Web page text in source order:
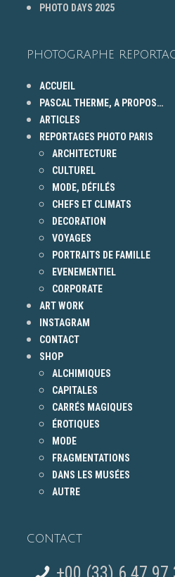
PHOTO DAYS 2025
PHOTOGRAPHE
ACCUEIL
PASCAL THERME, A PROPOS…
ARTICLES
REPORTAGES PHOTO PARIS
ARCHITECTURE
CULTUREL
MODE, DÉFILÉS
CHEFS ET CLIMATS
DECORATION
VOYAGES
PORTRAITS DE FAMILLE
EVENEMENTIEL
CORPORATE
ART WORK
INSTAGRAM
CONTACT
SHOP
ALCHIMIQUES
CAPITALES
CARRÉS MAGIQUES
ÉROTIQUES
MODE
FRAGMENTATIONS
DANS LES MUSÉES
AUTRE
CONTACT